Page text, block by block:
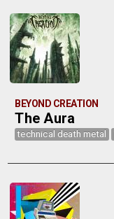
BEYOND CREATION
The Aura
technical death metal